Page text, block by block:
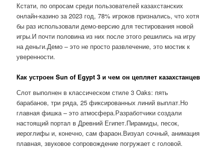
Кстати, по опросам среди пользователей казахстанских
онлайн-казино за 2023 год, 78% игроков признались, что хотя
бы раз использовали демо-версию для тестирования новой
игры.И почти половина из них после этого решились на игру
на деньги.Демо – это не просто развлечение, это мостик к
уверенности.
Как устроен Sun of Egypt 3 и чем он цепляет казахстанцев
Слот выполнен в классическом стиле 3 Oaks: пять
барабанов, три ряда, 25 фиксированных линий выплат.Но
главная фишка – это атмосфера.Разработчики создали
настоящий портал в Древний Египет.Пирамиды, песок,
иероглифы и, конечно, сам фараон.Визуал сочный, анимация
плавная, звуковое сопровождение погружает с головой.